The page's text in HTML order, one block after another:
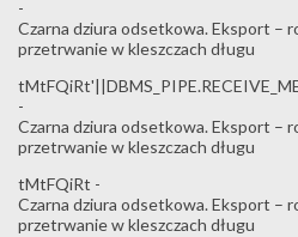
-
Czarna dziura odsetkowa. Eksport –
przetrwanie w kleszczach długu
-
Czarna dziura odsetkowa. Eksport –
przetrwanie w kleszczach długu
tMtFQiRt -
Czarna dziura odsetkowa. Eksport –
przetrwanie w kleszczach długu